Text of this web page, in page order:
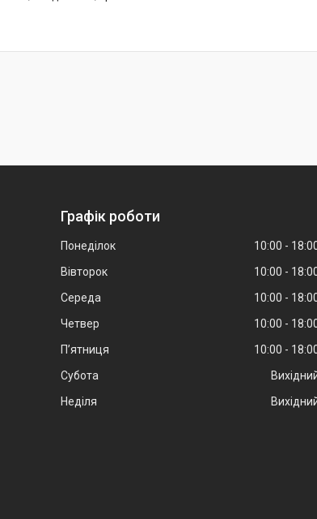
Графік роботи
Понеділок 10:00
Вівторок
10:00
Середа
10:00
Четвер
10:00
Пʼятниця
10:00
Субота
Неділя